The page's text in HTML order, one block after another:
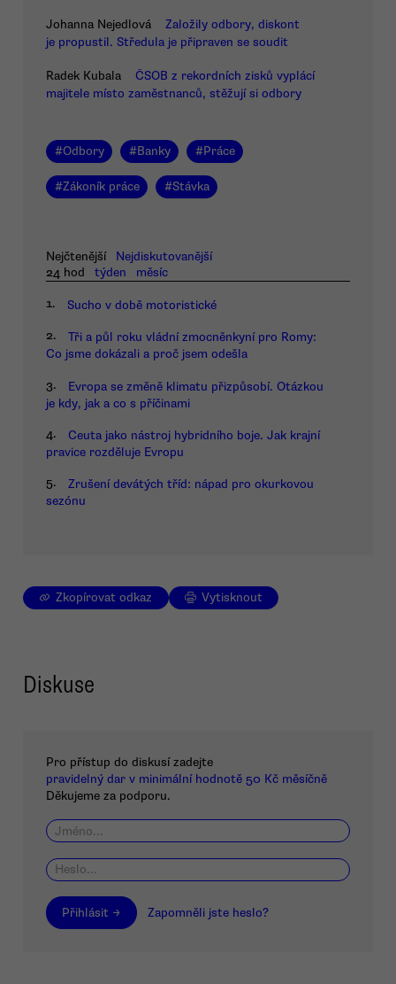
Johanna Nejedlová
Založily odbory, diskont
je propustil. Středula je připraven se soudit
Radek Kubala
ČSOB z rekordních zisků vyplácí
majitele místo zaměstnanců, stěžují si odbory
#Odbory #Banky #Práce
#Zákoník práce #Stávka
Nejčtenější
Nejdiskutovanější
24 hod
týden měsíc
1. Sucho v době motoristické
2.
Tři a půl roku vládní zmocněnkyní pro Romy:
Co jsme dokázali a proč jsem odešla
3.
Evropa se změně klimatu přizpůsobí. Otázkou
je kdy, jak a co s příčinami
4.
Ceuta jako nástroj hybridního boje. Jak krajní
pravice rozděluje Evropu
5.
Zrušení devátých tříd: nápad pro okurkovou
sezónu
Zkopírovat odkaz Vytisknout
Diskuse
Pro přístup do diskusí zadejte
pravidelný dar v minimální hodnotě 50 Kč měsíčně
Děkujeme za podporu.
Přihlásit → Zapomněli jste heslo?